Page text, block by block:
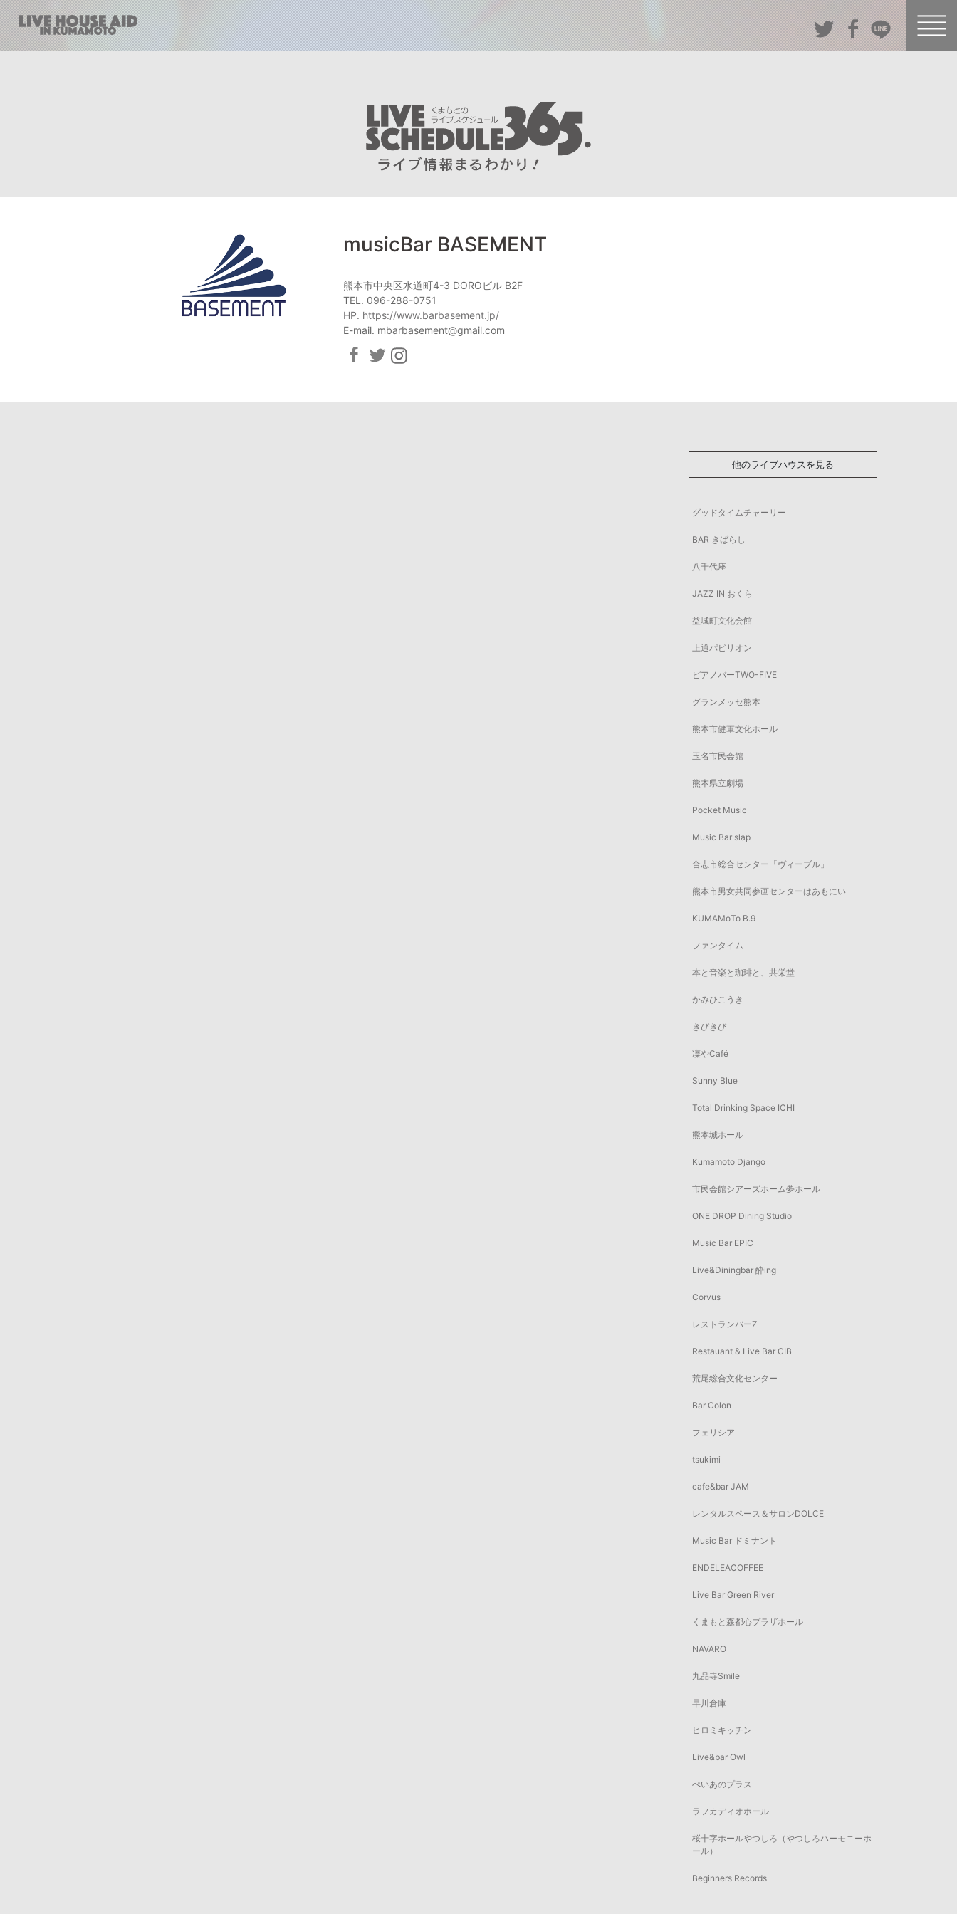
musicBar BASEMENT
熊本市中央区水道町4-3 DOROビル B2F
TEL. 096-288-0751
HP. https://www.barbasement.jp/
E-mail. mbarbasement@gmail.com
他のライブハウスを見る
グッドタイムチャーリー
BAR きばらし
八千代座
JAZZ IN おくら
益城町文化会館
上通パビリオン
ピアノバーTWO-FIVE
グランメッセ熊本
熊本市健軍文化ホール
玉名市民会館
熊本県立劇場
Pocket Music
Music Bar slap
合志市総合センター「ヴィーブル」
熊本市男女共同参画センターはあもにい
KUMAMoTo B.9
ファンタイム
本と音楽と珈琲と、共栄堂
かみひこうき
きびきび
凜やCafé
Sunny Blue
Total Drinking Space ICHI
熊本城ホール
Kumamoto Django
市民会館シアーズホーム夢ホール
ONE DROP Dining Studio
Music Bar EPIC
Live&Diningbar 酔ing
Corvus
レストランバーZ
Restauant & Live Bar CIB
荒尾総合文化センター
Bar Colon
フェリシア
tsukimi
cafe&bar JAM
レンタルスペース＆サロンDOLCE
Music Bar ドミナント
ENDELEACOFFEE
Live Bar Green River
くまもと森都心プラザホール
NAVARO
九品寺Smile
早川倉庫
ヒロミキッチン
Live&bar Owl
ぺいあのプラス
ラフカディオホール
桜十字ホールやつしろ（やつしろハーモニーホ
ール）
Beginners Records